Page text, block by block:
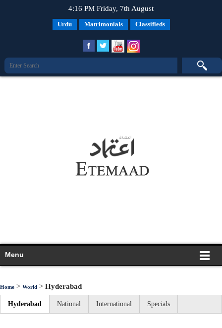
4:16 PM Friday, 7th August
Urdu Matrimonials Classifieds
Menu
Home > World > Hyderabad
Hyderabad National International Specials